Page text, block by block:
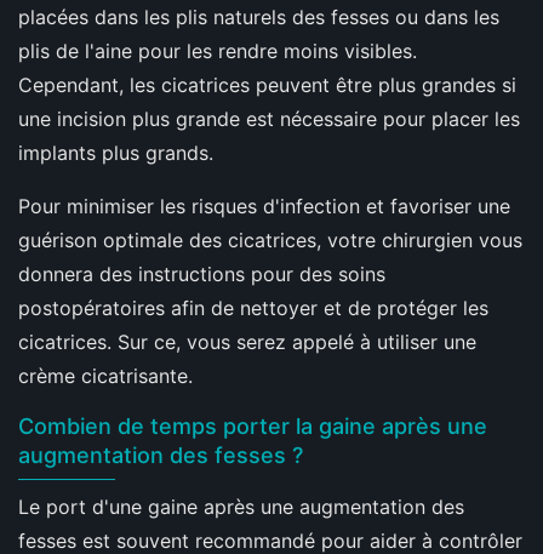
placées dans les plis naturels des fesses ou dans les
plis de l'aine pour les rendre moins visibles.
Cependant, les cicatrices peuvent être plus grandes si
une incision plus grande est nécessaire pour placer les
implants plus grands.
Pour minimiser les risques d'infection et favoriser une
guérison optimale des cicatrices, votre chirurgien vous
donnera des instructions pour des soins
postopératoires afin de nettoyer et de protéger les
cicatrices. Sur ce, vous serez appelé à utiliser une
crème cicatrisante.
Combien de temps porter la gaine après une
augmentation des fesses ?
Le port d'une gaine après une augmentation des
fesses est souvent recommandé pour aider à contrôler